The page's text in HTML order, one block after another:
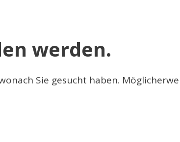
werden.
Sie gesucht haben.